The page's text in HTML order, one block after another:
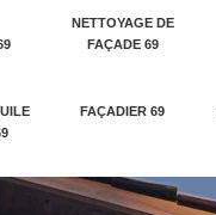
NETTOYAGE DE
FAÇADE 69
FAÇADIER 69